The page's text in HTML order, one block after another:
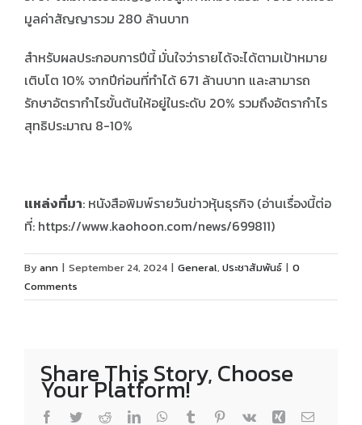
มูลค่าสัญญารวม 280 ล้านบาท
สำหรับผลประกอบการปีนี้ มั่นใจว่ารายได้จะได้ตามเป้าหมาย
เติบโต 10% จากปีก่อนที่ทำได้ 671 ล้านบาท และสามารถ
รักษาอัตรากำไรขั้นต้นให้อยู่ในระดับ 20% รวมถึงอัตรากำไร
สุทธิประมาณ 8-10%
แหล่งที่มา: หนังสือพิมพ์รายวันข่าวหุ้นธุรกิจ (อ่านเรื่องนี้ต่อ
ที่: https://www.kaohoon.com/news/699811)
Byann | September 24, 2024 | General, ประชาสัมพันธ์ | 0
Comments
Share This Story, Choose
Your Platform!
Facebook
TwitterRedditLinkedInWhatsApp
Tumblr Pinterest
Vk Xing Email